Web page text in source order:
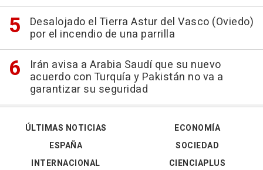
Desalojado el Tierra Astur del Vasco (Oviedo)
por el incendio de una parrilla
Irán avisa a Arabia Saudí que su nuevo
acuerdo con Turquía y Pakistán no va a
garantizar su seguridad
ÚLTIMAS NOTICIAS
ESPAÑA
INTERNACIONAL
ECONOMÍA
SOCIEDAD
CIENCIAPLUS